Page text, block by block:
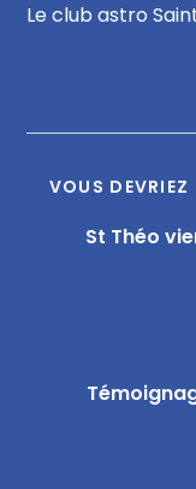
Le club astro
VOUS DEVRIEZ
St Théo